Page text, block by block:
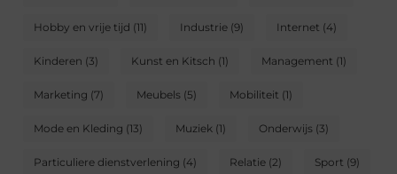
Hobby en vrije tijd (11) Industrie (9) Internet (4)
Kinderen (3) Kunst en Kitsch (1) Management (1)
Marketing (7) Meubels (5) Mobiliteit (1)
Mode en Kleding (13) Muziek (1) Onderwijs (3)
Particuliere dienstverlening (4) Relatie (2) Sport (9)